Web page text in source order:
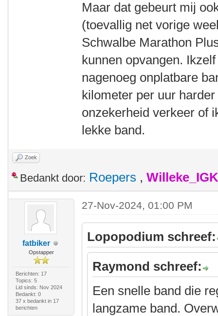
Maar dat gebeurt mij
(toevallig net vorige
Schwalbe Marathon
kunnen opvangen.
nagenoeg onplatbare
kilometer per uur
onzekerheid verkeer of
lekke band.
Zoek
Bedankt door: Roepers ,
fatbiker
Opstapper
Berichten: 17
Topics: 5
Lid sinds: Nov 2024
Bedankt: 0
37 x bedankt in 17
berichten
27-Nov-2024, 01:00 PM
Lopopodium schreef:
Raymond schreef:
Een snelle band die
langzame band.